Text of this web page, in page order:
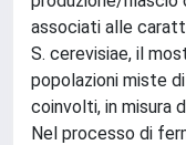
associati alle
S. cerevisiae, il
popolazioni miste
coinvolti, in misura
Nel processo di